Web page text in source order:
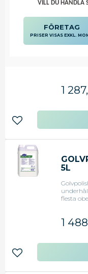
1
Lägg till i favoriter
5L
flesta
med
eller
1
Lägg till i favoriter
VILL DU HANDLA
FÖRETAG
PRISER VISAS EXKL.